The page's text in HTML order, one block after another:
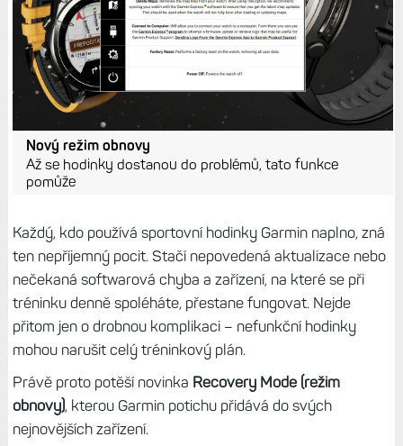
Nový režim obnovy
Až se hodinky dostanou do problémů, tato funkce
pomůže
Každý, kdo používá sportovní hodinky Garmin naplno, zná
ten nepříjemný pocit. Stačí nepovedená aktualizace nebo
nečekaná softwarová chyba a zařízení, na které se při
tréninku denně spoléháte, přestane fungovat. Nejde
přitom jen o drobnou komplikaci – nefunkční hodinky
mohou narušit celý tréninkový plán.
Právě proto potěší novinka Recovery Mode (režim
obnovy), kterou Garmin potichu přidává do svých
nejnovějších zařízení.